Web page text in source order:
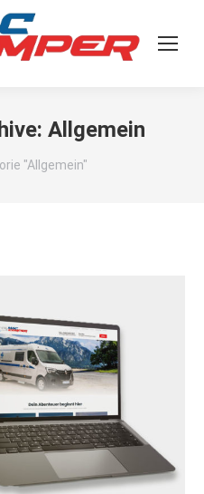
Allgemein
hier:
"Allgemein"